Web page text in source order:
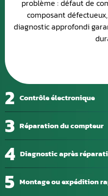
2 Contrôle électronique
3 Réparation du compteur
4 Diagnostic après
5 Montage ou expédition
problème : défaut de
composant
diagnostic approfondi